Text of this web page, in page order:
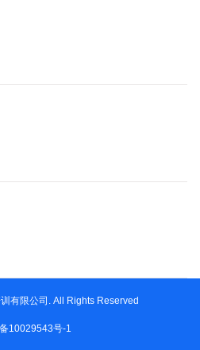
有限公司. All Rights Reserved
10029543号-1